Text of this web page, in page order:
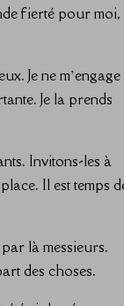
fierté pour moi,
Je ne
Je la prends
Invitons-les à
Il est temps
là messieurs.
des choses.